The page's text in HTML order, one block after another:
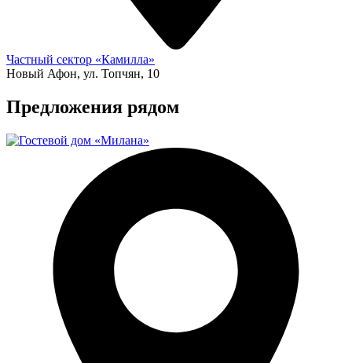
Частный сектор «Камилла»
Новый Афон, ул. Топчян, 10
Предложения рядом